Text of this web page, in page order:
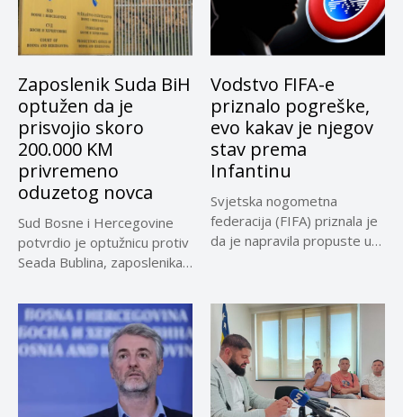
Zaposlenik Suda BiH
optužen da je
prisvojio skoro
200.000 KM
privremeno
oduzetog novca
Sud Bosne i Hercegovine
potvrdio je optužnicu protiv
Seada Bublina, zaposlenika
Vodstvo FIFA-e
priznalo pogreške,
evo kakav je njegov
stav prema
Infantinu
Svjetska nogometna
federacija (FIFA) priznala je
da je napravila propuste u